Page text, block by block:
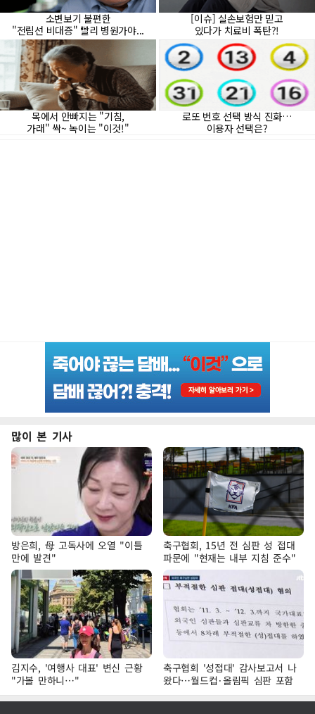
많이 본 기사
방은희, 母 고독사에 오열 "이틀
만에 발견"
축구협회, 15년 전 심판 성 접대
파문에 "현재는 내부 지침 준수"
김지수, '여행사 대표' 변신 근황
"가볼 만하니…"
축구협회 '성접대' 감사보고서 나
왔다…월드컵·올림픽 심판 포함